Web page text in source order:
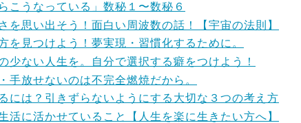
うなっている」数秘１〜数秘６
を思い出そう！面白い周波数の話！【宇宙の法則】
を見つけよう！夢実現・習慣化するために。
ない人生を。自分で選択する癖をつけよう！
手放せないのは不完全燃焼だから。
には？引きずらないようにする大切な３つの考え方
活に活かせていること【人生を楽に生きたい方へ】